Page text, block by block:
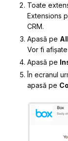
Toate
Extensions
CRM.
Apasă pe
Vor fi
Apasă pe
În ecranul
apasă pe